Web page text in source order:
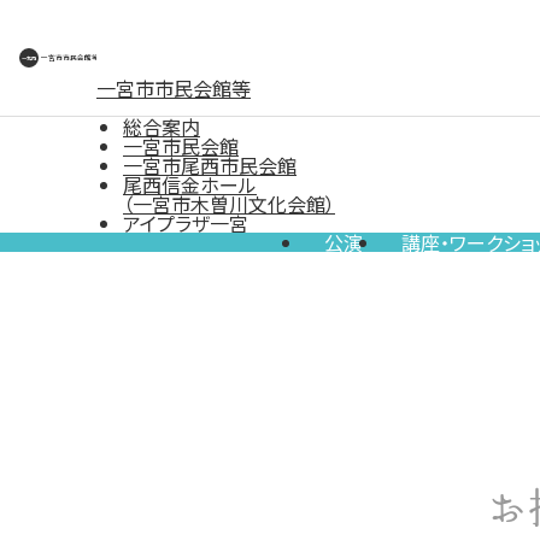
一宮市市民会館等
総合案内
一宮市民会館
一宮市尾西市民会館
尾西信金ホール
（一宮市木曽川文化会館）
アイプラザ一宮
公演 講座・ワークシ